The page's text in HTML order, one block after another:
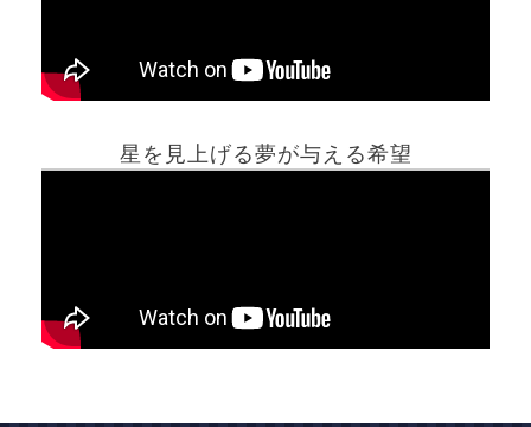
星を見上げる夢が与える希望
ホーム
最新記事動画